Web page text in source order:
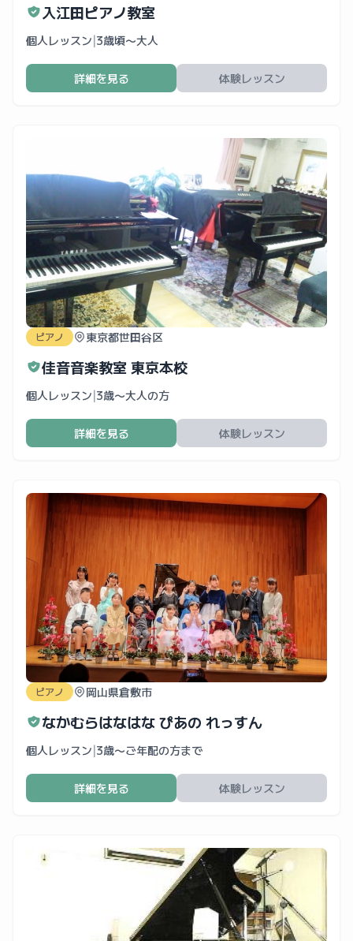
入江田ピアノ教室
個人レッスン|3歳頃〜大人
詳細を見る 体験レッスン
ピアノ 東京都世田谷区
佳音音楽教室 東京本校
個人レッスン|3歳〜大人の方
詳細を見る 体験レッスン
ピアノ 岡山県倉敷市
なかむらはなはな ぴあの れっすん
個人レッスン|3歳〜ご年配の方まで
詳細を見る 体験レッスン